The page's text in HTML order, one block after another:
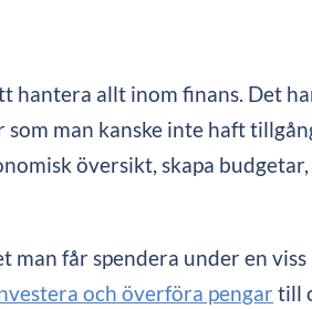
hantera allt inom finans. Det
man kanske inte haft
översikt, skapa
man får spendera under en
och överföra pengar till